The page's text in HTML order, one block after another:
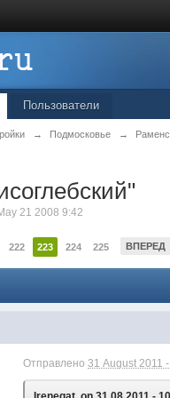
Пользователи
→ Подмосковье →
21 2008 9:42
222 223 224 225 ВПЕРЕД
Отправлено31 August 2011